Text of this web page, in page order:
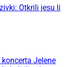
Otkrili jesu li
Jelene